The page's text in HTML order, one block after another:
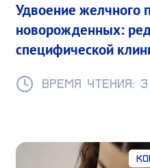
Удвоение желчного
новорожденных:
специфической
Время чтения: